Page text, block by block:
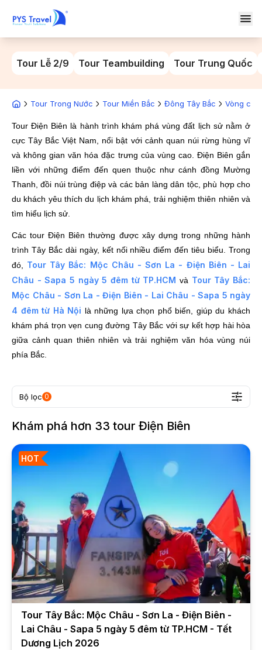
Tour Lễ 2/9 Tour Teambuilding Tour Trung Quốc
Tour Trong Nước Tour Miền Bắc Đông Tây Bắc Vòng
Tour Điện Biên là hành trình khám phá vùng đất lịch sử nằm ở
cực Tây Bắc Việt Nam, nổi bật với cảnh quan núi rừng hùng vĩ
và không gian văn hóa đặc trưng của vùng cao. Điện Biên gắn
liền với những điểm đến quen thuộc như cánh đồng Mường
Thanh, đồi núi trùng điệp và các bản làng dân tộc, phù hợp cho
du khách yêu thích du lịch khám phá, trải nghiệm thiên nhiên và
tìm hiểu lịch sử.
Các tour Điện Biên thường được xây dựng trong những hành
trình Tây Bắc dài ngày, kết nối nhiều điểm đến tiêu biểu. Trong
đó, Tour Tây Bắc: Mộc Châu - Sơn La - Điện Biên - Lai
Châu - Sapa 5 ngày 5 đêm từ TP.HCM và Tour Tây Bắc:
Mộc Châu - Sơn La - Điện Biên - Lai Châu - Sapa 5 ngày
4 đêm từ Hà Nội là những lựa chọn phổ biến, giúp du khách
khám phá trọn vẹn cung đường Tây Bắc với sự kết hợp hài hòa
giữa cảnh quan thiên nhiên và trải nghiệm văn hóa vùng núi
phía Bắc.
Bộ lọc 0
Khám phá hơn 33 tour Điện Biên
HOT
Tour Tây Bắc: Mộc Châu - Sơn La - Điện Biên -
Lai Châu - Sapa 5 ngày 5 đêm từ TP.HCM - Tết
Dương Lịch 2026